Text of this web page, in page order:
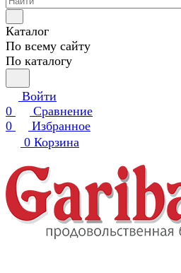
Каталог
По всему сайту
По каталогу
Войти
0
Сравнение
0
Избранное
0 Корзина